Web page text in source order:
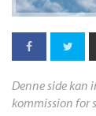
Denne side kan
kommission for